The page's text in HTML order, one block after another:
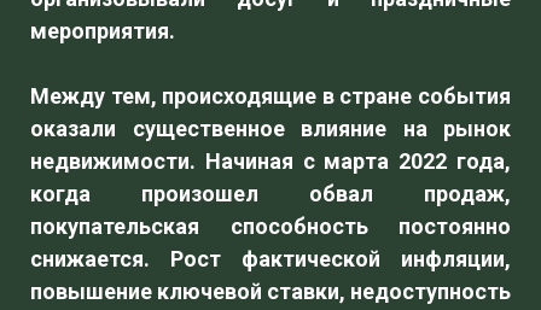
мероприятия.
Между тем, происходящие в стране события
оказали существенное влияние на рынок
недвижимости. Начиная с марта 2022 года,
когда произошел обвал продаж,
покупательская способность постоянно
снижается. Рост фактической инфляции,
повышение ключевой ставки, недоступность